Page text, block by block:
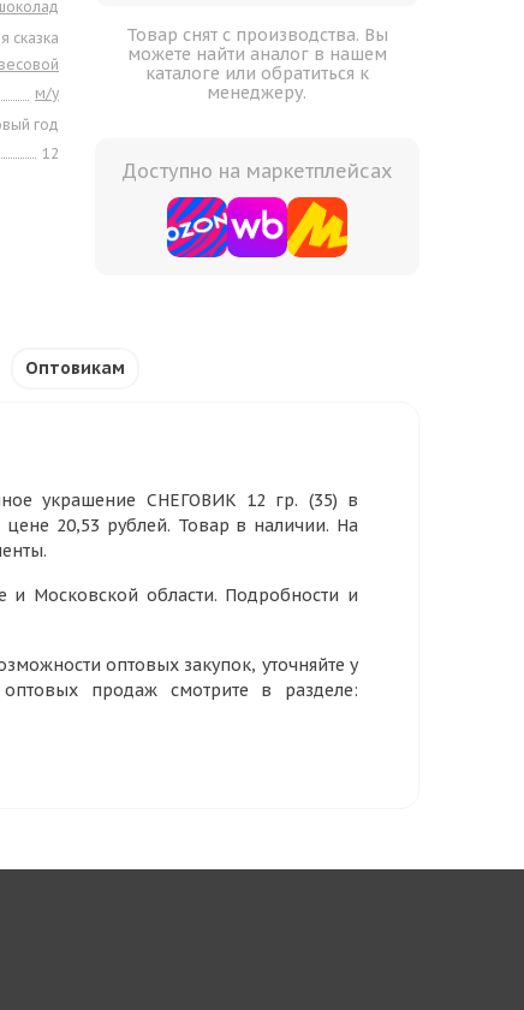
сказка
весовой
м/у
год
12
Товар снят с производства. Вы
можете найти аналог в нашем
каталоге или обратиться к
менеджеру.
Доступно на маркетплейсах
Оптовикам
украшение СНЕГОВИК 12 гр. (35) в
20,53 рублей. Товар в наличии. На
и Московской области. Подробности и
оптовых закупок, уточняйте у
продаж смотрите в разделе: